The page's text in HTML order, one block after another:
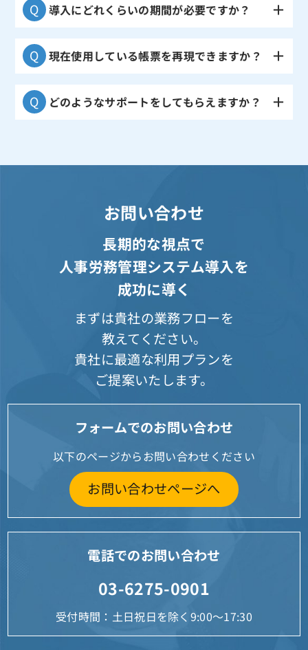
導入にどれくらいの期間が必要ですか？
現在使用している帳票を再現できますか？
どのようなサポートをしてもらえますか？
お問い合わせ
長期的な視点で
人事労務管理システム導入を
成功に導く
まずは貴社の業務フローを
教えてください。
貴社に最適な利用プランを
ご提案いたします。
フォームでのお問い合わせ
以下のページからお問い合わせください
お問い合わせページへ
電話でのお問い合わせ
03-6275-0901
受付時間：土日祝日を除く9:00～17:30